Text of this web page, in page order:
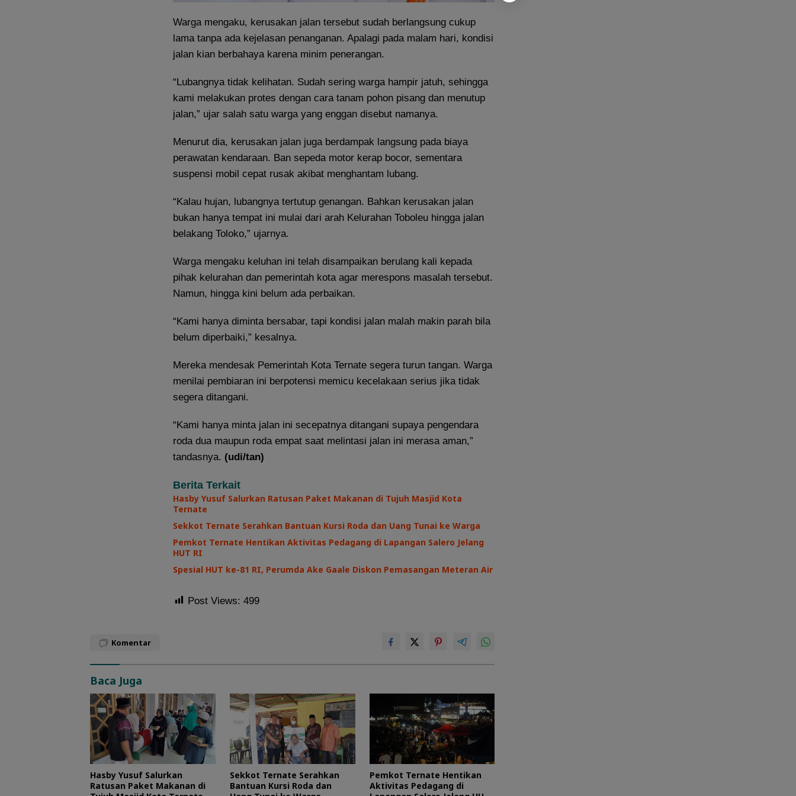
Warga mengaku, kerusakan jalan tersebut sudah berlangsung cukup
lama tanpa ada kejelasan penanganan. Apalagi pada malam hari, kondisi
jalan kian berbahaya karena minim penerangan.
“Lubangnya tidak kelihatan. Sudah sering warga hampir jatuh, sehingga
kami melakukan protes dengan cara tanam pohon pisang dan menutup
jalan,” ujar salah satu warga yang enggan disebut namanya.
Menurut dia, kerusakan jalan juga berdampak langsung pada biaya
perawatan kendaraan. Ban sepeda motor kerap bocor, sementara
suspensi mobil cepat rusak akibat menghantam lubang.
“Kalau hujan, lubangnya tertutup genangan. Bahkan kerusakan jalan
bukan hanya tempat ini mulai dari arah Kelurahan Toboleu hingga jalan
belakang Toloko,” ujarnya.
Warga mengaku keluhan ini telah disampaikan berulang kali kepada
pihak kelurahan dan pemerintah kota agar merespons masalah tersebut.
Namun, hingga kini belum ada perbaikan.
“Kami hanya diminta bersabar, tapi kondisi jalan malah makin parah bila
belum diperbaiki,” kesalnya.
Mereka mendesak Pemerintah Kota Ternate segera turun tangan. Warga
menilai pembiaran ini berpotensi memicu kecelakaan serius jika tidak
segera ditangani.
“Kami hanya minta jalan ini secepatnya ditangani supaya pengendara
roda dua maupun roda empat saat melintasi jalan ini merasa aman,”
tandasnya. (udi/tan)
Berita Terkait
Hasby Yusuf Salurkan Ratusan Paket Makanan di Tujuh Masjid Kota
Ternate
Sekkot Ternate Serahkan Bantuan Kursi Roda dan Uang Tunai ke Warga
Pemkot Ternate Hentikan Aktivitas Pedagang di Lapangan Salero Jelang
HUT RI
Spesial HUT ke-81 RI, Perumda Ake Gaale Diskon Pemasangan Meteran Air
Post Views: 499
Komentar
Baca Juga
Hasby Yusuf Salurkan
Ratusan Paket Makanan di
Sekkot Ternate Serahkan
Bantuan Kursi Roda dan
Pemkot Ternate Hentikan
Aktivitas Pedagang di